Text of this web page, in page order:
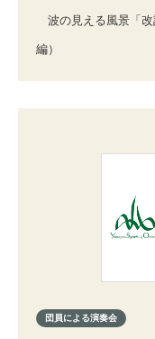
波の見える風景「改
編）
団員による演奏会